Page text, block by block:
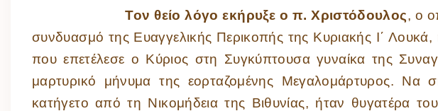
Τον θείο λόγο εκήρυξε ο π. Χριστόδουλος, ο
συνδυασμό της Ευαγγελικής Περικοπής της Κυριακής Ι΄
που επετέλεσε ο Κύριος στη Συγκύπτουσα γυναίκα της
μαρτυρικό μήνυμα της εορταζομένης Μεγαλομάρτυρος. Να
κατήγετο από τη Νικομήδεια της Βιθυνίας, ήταν θυγατέρα